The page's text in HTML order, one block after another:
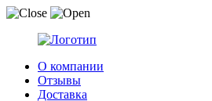
О компании
Отзывы
Доставка